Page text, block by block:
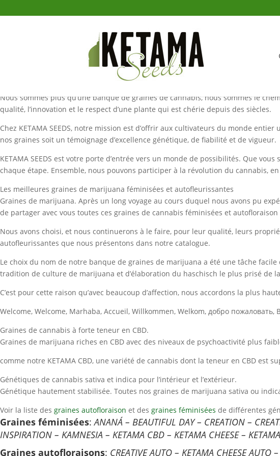
Banque de graines de cannabis
Nous sommes plus qu’une banque de graines de cannabis, nous sommes le
qualité, l’innovation et le respect d’une plante qui est chérie depuis des siècles.
Chez KETAMA SEEDS, notre mission est d’offrir aux cultivateurs du monde
nos graines soit un témoignage d’excellence génétique, de fiabilité et de vigueur.
KETAMA SEEDS est votre porte d’entrée vers un monde de possibilités. Que
chaque étape. Ensemble, nous pouvons participer à la révolution du cannabis,
Les meilleures graines de marijuana féminisées et autofleurissantes
Graines de marijuana. Après un long voyage au cours duquel nous avons pu
de partager avec vous toutes ces graines de cannabis féminisées et
Nous avons choisi, et nous continuerons à le faire, pour leur qualité, leurs
autofleurissantes que nous présentons dans notre catalogue.
Le choix du nom de notre banque de graines de marijuana a été une tâche
tradition de culture de marijuana et d’élaboration du haschisch le plus prisé de
C’est pour cette raison qu’avec beaucoup d’affection, nous accordons la plus
Graines de cannabis à forte teneur en CBD.
Graines de marijuana riches en CBD avec des niveaux de psychoactivité plus
comme notre KETAMA CBD, une variété de cannabis dont la teneur en CBD est
Génétiques de cannabis sativa et indica pour l’intérieur et l’extérieur.
Génétique hautement stabilisée. Toutes nos graines de marijuana sativa ou
Voir la liste des graines autofloraison et des graines féminisées de différentes
Graines féminisées: ANANÁ – BEAUTIFUL DAY – CREATION –
INSPIRATION – KAMNESIA – KETAMA CBD – KETAMA CHEESE –
Graines autofloraisons: CREATIVE AUTO – KETAMA CHEESE